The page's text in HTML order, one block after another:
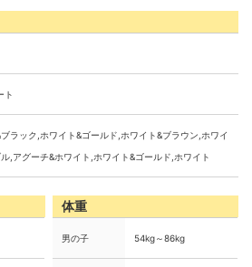
ト
ラック,ホワイト&ゴールド,ホワイト&ブラウン,ホワイ
ル,アグーチ&ホワイト,ホワイト&ゴールド,ホワイト
体重
男の子 54kg～86kg